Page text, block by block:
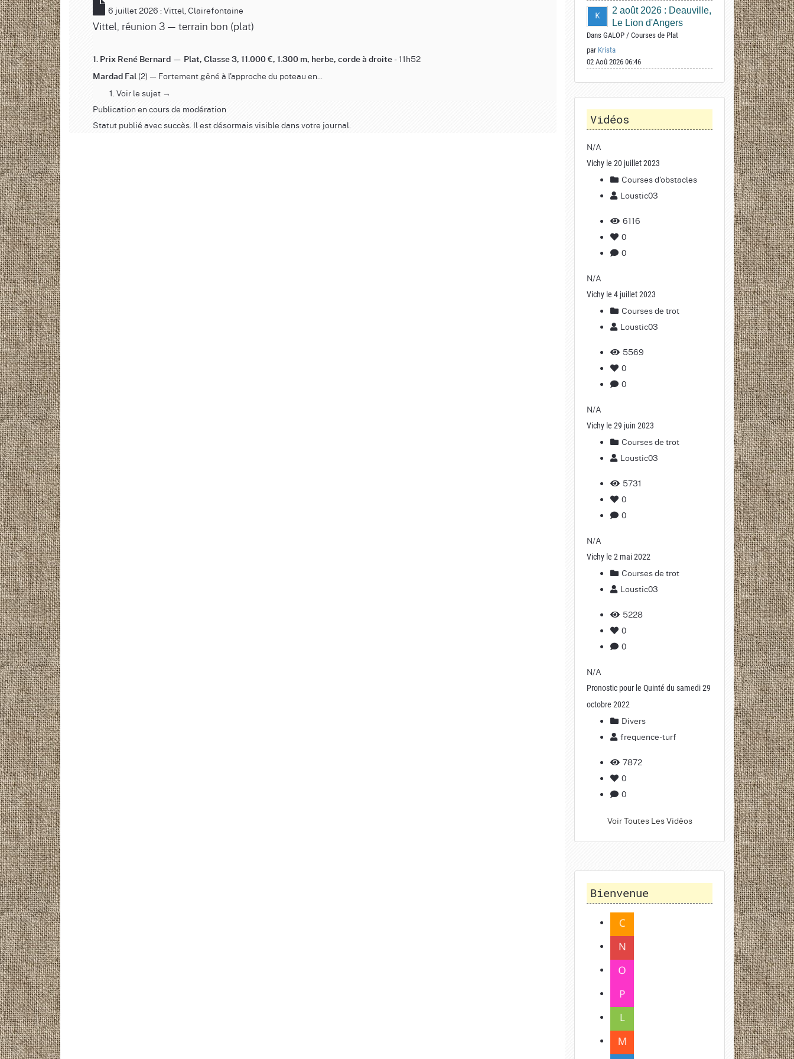
6 juillet 2026 : Vittel, Clairefontaine
Vittel, réunion 3 — terrain bon (plat)
1. Prix René Bernard — Plat, Classe 3, 11.000 €, 1.300 m, herbe, corde à droite - 11h52
Mardad Fal (2) — Fortement gêné à l'approche du poteau en...
Voir le sujet →
Publication en cours de modération
Statut publié avec succès. Il est désormais visible dans votre journal.
2 août 2026 : Deauville,
Le Lion d'Angers
Dans GALOP / Courses de Plat
par Krista
02 Aoû 2026 06:46
Vidéos
N/A
Vichy le 20 juillet 2023
Courses d'obstacles
Loustic03
6116
0
0
N/A
Vichy le 4 juillet 2023
Courses de trot
Loustic03
5569
0
0
N/A
Vichy le 29 juin 2023
Courses de trot
Loustic03
5731
0
0
N/A
Vichy le 2 mai 2022
Courses de trot
Loustic03
5228
0
0
N/A
Pronostic pour le Quinté du samedi 29
octobre 2022
Divers
frequence-turf
7872
0
0
Voir Toutes Les Vidéos
Bienvenue